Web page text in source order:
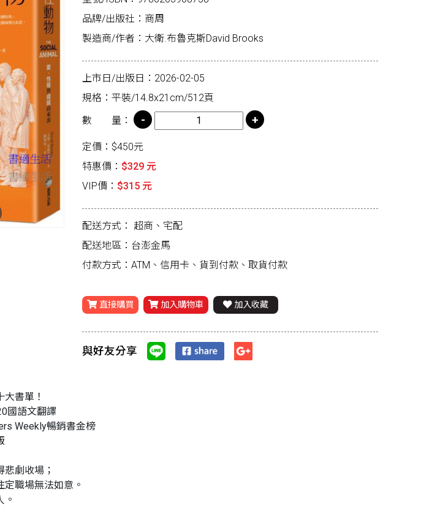
品牌/出版社：商周
製造商/作者：大衛.布魯克斯David Brooks
上市日/出版日：2026-02-05
規格：平裝/14.8x21cm/512頁
數 量：
定價：$450元
特惠價： $329 元
VIP價： $315 元
配送方式： 超商、宅配
配送地區：台澎金馬
付款方式：ATM、信用卡、貨到付款、取貨付款
直接購買 加入購物車 加入收藏
與好友分享
書單！
國語文翻譯
Weekly暢銷書金榜
劇收場；
職場無法如意。
。